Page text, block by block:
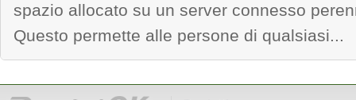
spazio allocato su un server connesso
Questo permette alle persone di qualsiasi...